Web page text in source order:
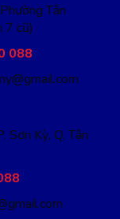
Tân
7 cũ)
088
Sơn Kỳ, Q. Tân